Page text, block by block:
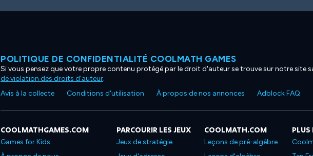
POLITIQUE DE CONFIDENTIALITÉ COOLMATH GAMES
Si vous pensez que votre propre contenu protégé par le droit d'auteur se trouve sur notre site
de violation des droits d'auteur.
Avis à la collecte
Conditions d'utilisation À propos de nos annonces Adblock FAQ
COOLMATHGAMES.COM
Games for Kids
PARCOURIR LES JEUX
Jeux de stratégie
COOLMATH.COM
Leçons de pré-algèbre
PLUS